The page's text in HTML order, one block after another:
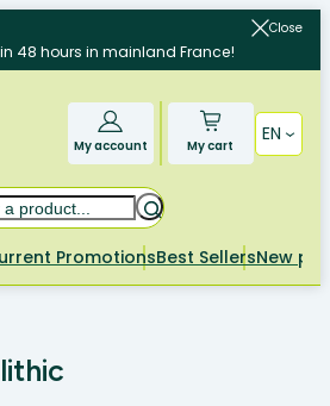
Close
48 hours in mainland France!
My account My cart
EN
PromotionsBest SellersNew